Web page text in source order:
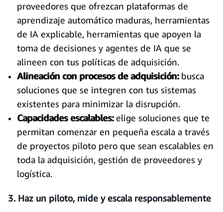
proveedores que ofrezcan plataformas de
aprendizaje automático maduras, herramientas
de IA explicable, herramientas que apoyen la
toma de decisiones y agentes de IA que se
alineen con tus políticas de adquisición.
Alineación con procesos de adquisición:busca
soluciones que se integren con tus sistemas
existentes para minimizar la disrupción.
Capacidades escalables:elige soluciones que te
permitan comenzar en pequeña escala a través
de proyectos piloto pero que sean escalables en
toda la adquisición, gestión de proveedores y
logística.
3. Haz un piloto, mide y escala responsablemente